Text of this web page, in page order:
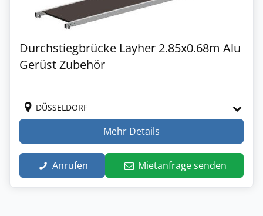
Durchstiegbrücke Layher 2.85x0.68m Alu
Gerüst Zubehör
DÜSSELDORF
Mehr Details
Anrufen Mietanfrage senden